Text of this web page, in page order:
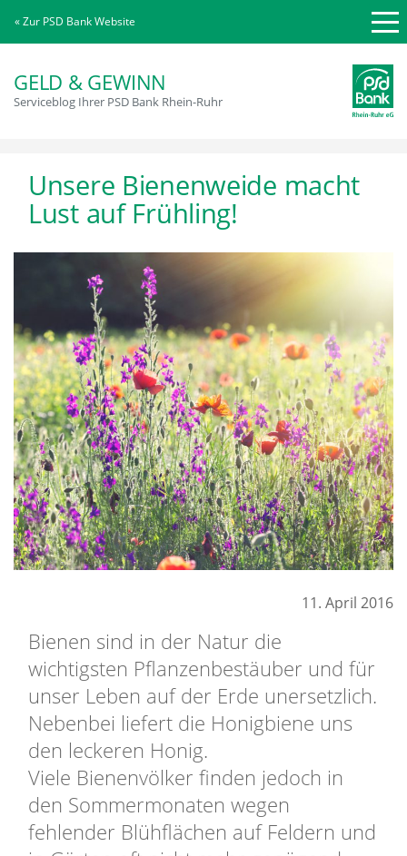
« Zur PSD Bank Website
GELD & GEWINN
Serviceblog Ihrer PSD Bank Rhein-Ruhr
Unsere Bienenweide macht
Lust auf Frühling!
11. April 2016
Bienen sind in der Natur die
wichtigsten Pflanzenbestäuber und für
unser Leben auf der Erde unersetzlich.
Nebenbei liefert die Honigbiene uns
den leckeren Honig.
Viele Bienenvölker finden jedoch in
den Sommermonaten wegen
fehlender Blühflächen auf Feldern und